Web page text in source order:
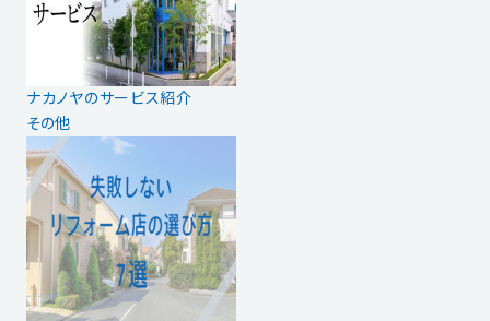
ナカノヤのサービス紹介
その他